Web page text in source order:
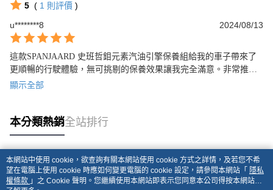
5 ( 1 則評價 )
u********8
2024/08/13
這款SPANJAARD 史班哲鉬元素汽油引擎保養組給我的車子帶來了
更順暢的行駛體驗，無可挑剔的保養效果讓我完全滿意。非常推
薦！
顯示全部
本分類熱銷全站排行
熱門標籤
本網站中使用 cookie，欲查詢有關本網站使用 cookie 方式之詳情，及若您不希
望在電腦上使用 cookie 時應如何變更電腦的 cookie 設定，請參閱本網站「 隱私
權條款 」之 Cookie 聲明。您繼續使用本網站即表示您同意本公司得按本網站使